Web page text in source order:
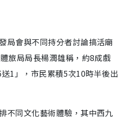
局會與不同持分者討論搞活廟
旅局局長楊潤雄稱，約8成戲
1」，市民累積5次10時半後出
不同文化藝術體驗，其中西九